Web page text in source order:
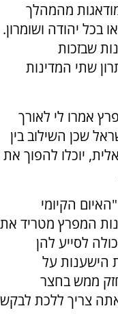
מהמהלך
יהודה ושומרון.
שבזכות
שתי המדינות
אמרו לי לאורך
שכן השילוב בין
יוכלו להפוך את
הקיומי
המפרץ מטריד את
לסייע להן
הישענות על
ממש בחצר
צריך ללכת לבקש